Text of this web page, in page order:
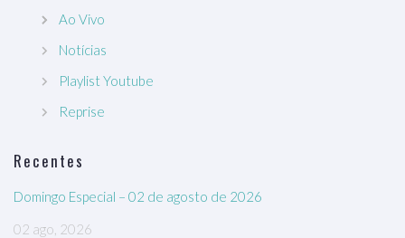
Ao Vivo
Notícias
Playlist Youtube
Reprise
Recentes
Domingo Especial – 02 de agosto de 2026
02 ago, 2026